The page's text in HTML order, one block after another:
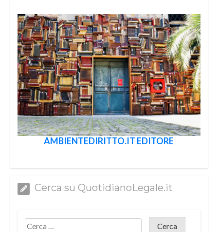
AMBIENTEDIRITTO.IT EDITORE
Cerca su QuotidianoLegale.it